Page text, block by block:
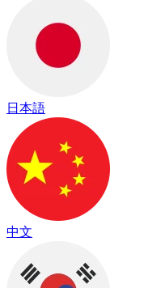
日本語
中文